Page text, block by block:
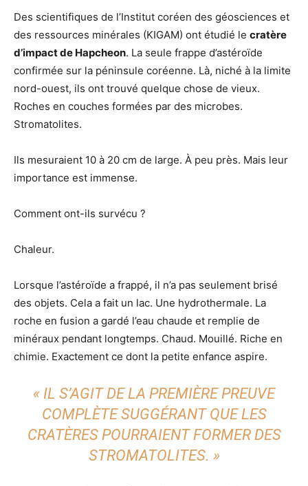
Des scientifiques de l’Institut coréen des géosciences et
des ressources minérales (KIGAM) ont étudié le cratère
d’impact de Hapcheon. La seule frappe d’astéroïde
confirmée sur la péninsule coréenne. Là, niché à la limite
nord-ouest, ils ont trouvé quelque chose de vieux.
Roches en couches formées par des microbes.
Stromatolites.
Ils mesuraient 10 à 20 cm de large. À peu près. Mais leur
importance est immense.
Comment ont-ils survécu ?
Chaleur.
Lorsque l’astéroïde a frappé, il n’a pas seulement brisé
des objets. Cela a fait un lac. Une hydrothermale. La
roche en fusion a gardé l’eau chaude et remplie de
minéraux pendant longtemps. Chaud. Mouillé. Riche en
chimie. Exactement ce dont la petite enfance aspire.
« IL S’AGIT DE LA PREMIÈRE PREUVE
COMPLÈTE SUGGÉRANT QUE LES
CRATÈRES POURRAIENT FORMER DES
STROMATOLITES. »